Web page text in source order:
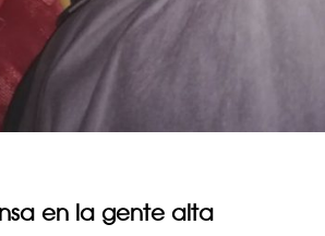
en la gente alta